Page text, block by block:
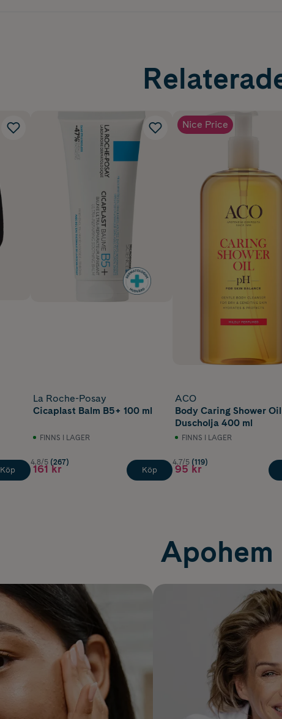
Köp
La Roche-Posay
Cicaplast Balm B5+ 100 ml
FINNS I LAGER
4.8/5 (267)
161 kr Köp
Nice Price
ACO
Body Caring Shower Oil
Duscholja 400 ml
FINNS I LAGER
4.7/5 (119)
95 kr
Apohem